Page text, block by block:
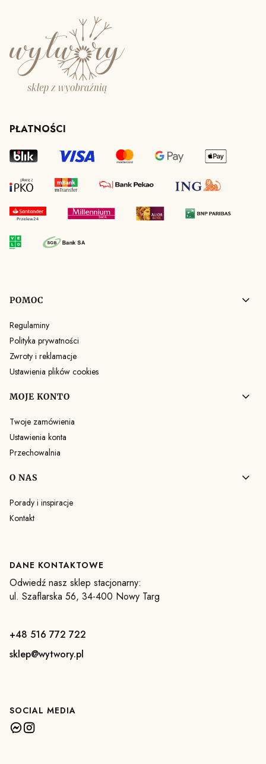
PŁATNOŚCI
Linki w stopce
POMOC
Regulaminy
Polityka prywatności
Zwroty i reklamacje
Ustawienia plików cookies
MOJE KONTO
Twoje zamówienia
Ustawienia konta
Przechowalnia
O NAS
Porady i inspiracje
Kontakt
DANE KONTAKTOWE
Odwiedź nasz sklep stacjonarny:
ul. Szaflarska 56, 34-400 Nowy Targ
+48 516 772 722
sklep@wytwory.pl
SOCIAL MEDIA